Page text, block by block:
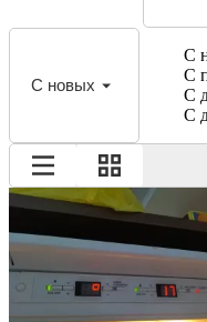
С новых
С
С
С
С